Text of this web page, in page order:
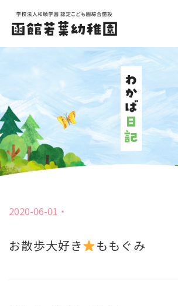
2020-06-01
お散歩大好き ももぐみ